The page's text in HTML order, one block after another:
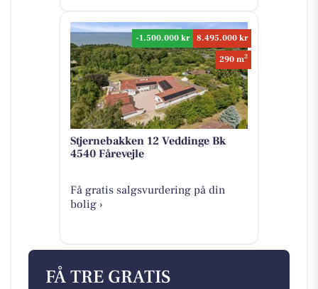
-1.500.000 kr
8.495.000 kr
290 m2
Stjernebakken 12 Veddinge Bk
4540 Fårevejle
Få gratis salgsvurdering på din
bolig ›
FÅ TRE GRATIS